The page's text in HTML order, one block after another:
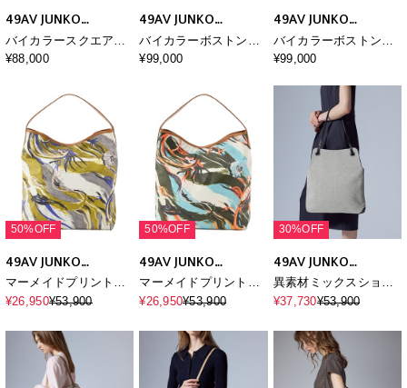
49AV JUNKO
SHIMADA
バイカラースクエアキ
ャンバスショルダーバ
¥88,000
49AV JUNKO
SHIMADA
バイカラーボストンバ
ッグ
¥99,000
49AV JUNKO
SHIMADA
バイカラーボストンバ
ッグ
¥99,000
50%OFF
49AV JUNKO
SHIMADA
マーメイドプリント柄
トートバッグ
¥26,950¥53,900
50%OFF
49AV JUNKO
SHIMADA
マーメイドプリント柄
トートバッグ
¥26,950¥53,900
30%OFF
49AV JUNKO
SHIMADA
異素材ミックスショル
ダーバッグ
¥37,730¥53,900